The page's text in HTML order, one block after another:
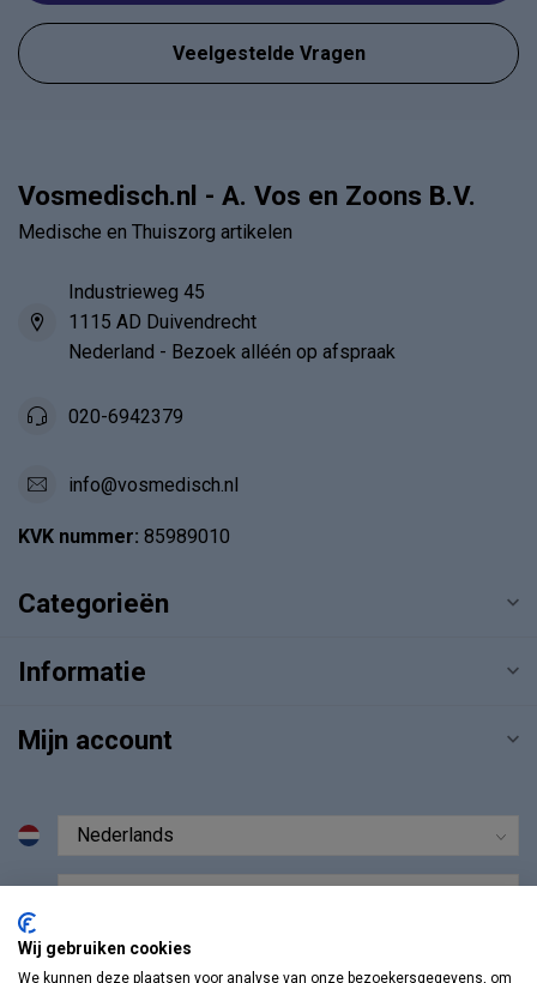
Veelgestelde Vragen
Vosmedisch.nl - A. Vos en Zoons B.V.
Medische en Thuiszorg artikelen
Industrieweg 45
1115 AD Duivendrecht
Nederland - Bezoek alléén op afspraak
020-6942379
info@vosmedisch.nl
KVK nummer: 85989010
Categorieën
Informatie
Mijn account
Wij gebruiken cookies
We kunnen deze plaatsen voor analyse van onze bezoekersgegevens, om